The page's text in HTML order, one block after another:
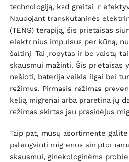
technologiją, kad greitai ir
Naudojant transkutaninės
(TENS) terapiją, šis prietaisas
elektrinius impulsus per kūną,
šaltinį. Tai įrodytas ir be vaistų
skausmui mažinti. Šis prietaisas
nešioti, baterija veikia ilgai bei
režimus. Pirmasis režimas
kelią migrenai arba praretina jų
režimas skirtas jau prasidėjus
Taip pat, mūsų asortimente
palengvinti migrenos
skausmui, ginekologinėms